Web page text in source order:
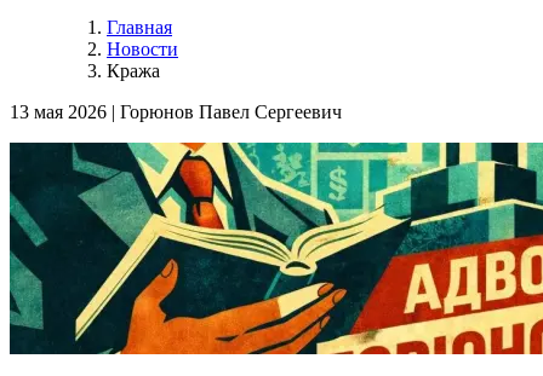
Главная
Новости
Кража
13 мая 2026 | Горюнов Павел Сергеевич